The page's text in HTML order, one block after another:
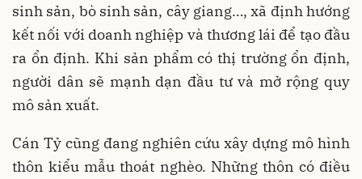
sinh sản, bò sinh sản, cây giang…, xã định hướng
kết nối với doanh nghiệp và thương lái để tạo đầu
ra ổn định. Khi sản phẩm có thị trường ổn định,
người dân sẽ mạnh dạn đầu tư và mở rộng quy
mô sản xuất.
Cán Tỷ cũng đang nghiên cứu xây dựng mô hình
thôn kiểu mẫu thoát nghèo. Những thôn có điều